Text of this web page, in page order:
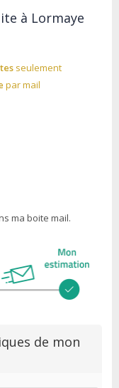
à Lormaye
seulement
par mail
ma boite mail.
de mon